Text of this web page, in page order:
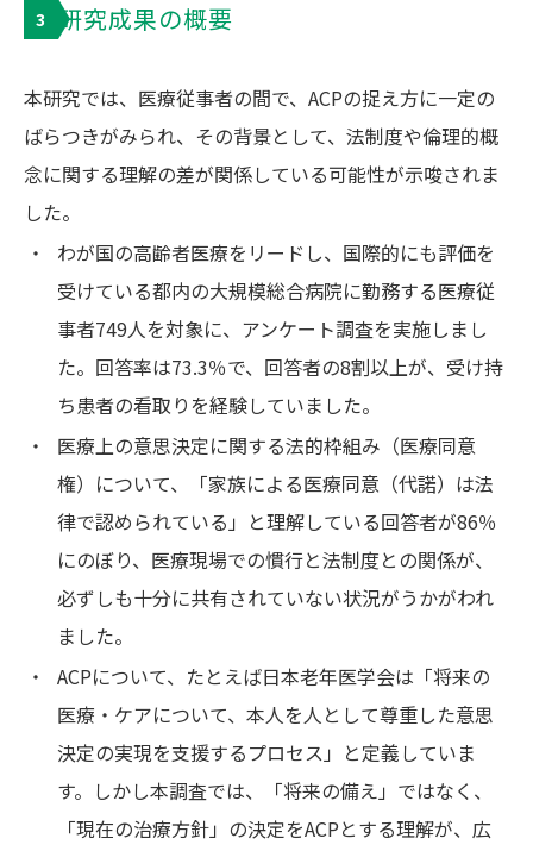
3 研究成果の概要
本研究では、医療従事者の間で、ACPの捉え方に一定の
ばらつきがみられ、その背景として、法制度や倫理的概
念に関する理解の差が関係している可能性が示唆されま
した。
・
わが国の高齢者医療をリードし、国際的にも評価を
受けている都内の大規模総合病院に勤務する医療従
事者749人を対象に、アンケート調査を実施しまし
た。回答率は73.3％で、回答者の8割以上が、受け持
ち患者の看取りを経験していました。
・
医療上の意思決定に関する法的枠組み（医療同意
権）について、「家族による医療同意（代諾）は法
律で認められている」と理解している回答者が86％
にのぼり、医療現場での慣行と法制度との関係が、
必ずしも十分に共有されていない状況がうかがわれ
ました。
・
ACPについて、たとえば日本老年医学会は「将来の
医療・ケアについて、本人を人として尊重した意思
決定の実現を支援するプロセス」と定義していま
す。しかし本調査では、「将来の備え」ではなく、
「現在の治療方針」の決定をACPとする理解が、広